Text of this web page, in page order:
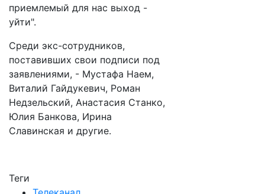
приемлемый для нас выход -
уйти".
Среди экс-сотрудников,
поставивших свои подписи под
заявлениями, - Мустафа Наем,
Виталий Гайдукевич, Роман
Недзельский, Анастасия Станко,
Юлия Банкова, Ирина
Славинская и другие.
Теги